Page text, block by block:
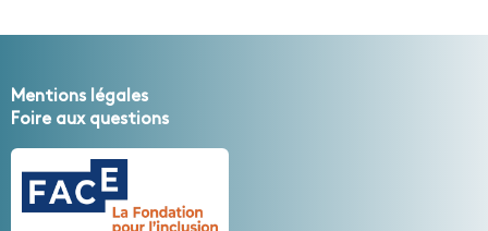
Mentions légales
Foire aux questions